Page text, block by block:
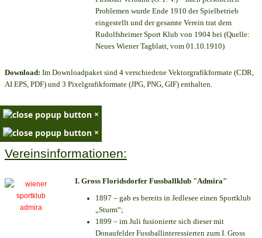
Problemen wurde Ende 1910 der Spielbetrieb
eingestellt und der gesamte Verein trat dem
Rudolfsheimer Sport Klub von 1904 bei (Quelle:
Neues Wiener Tagblatt, vom 01.10.1910)
Download: Im Downloadpaket sind 4 verschiedene Vektorgrafikformate (CDR,
AI EPS, PDF) und 3 Pixelgrafikformate (JPG, PNG, GIF) enthalten.
×
×
Vereinsinformationen:
I. Gross Floridsdorfer Fussballklub "Admira"
1897 – gab es bereits in Jedlesee einen Sportklub
„Sturm“;
1899 – im Juli fusionierte sich dieser mit
Donaufelder Fussballinteressierten zum I. Gross